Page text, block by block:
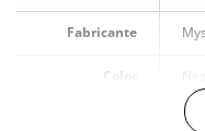
Fabricante
Color